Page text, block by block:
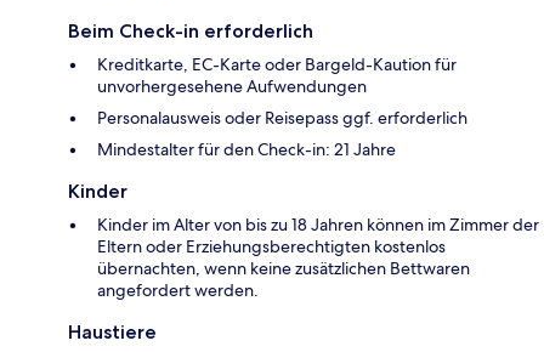
Beim Check-in erforderlich
Kreditkarte, EC-Karte oder Bargeld-Kaution für
unvorhergesehene Aufwendungen
Personalausweis oder Reisepass ggf. erforderlich
Mindestalter für den Check-in: 21 Jahre
Kinder
Kinder im Alter von bis zu 18 Jahren können im Zimmer der
Eltern oder Erziehungsberechtigten kostenlos
übernachten, wenn keine zusätzlichen Bettwaren
angefordert werden.
Haustiere